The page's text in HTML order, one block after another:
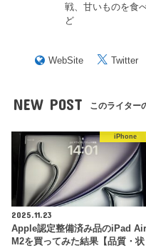
戦、甘いものを食
ど
WebSite Twitter
NEW POST このライター
iPhone
2025.11.23
Apple認定整備済み品のiPad Air
M2を買ってみた結果【品質・状